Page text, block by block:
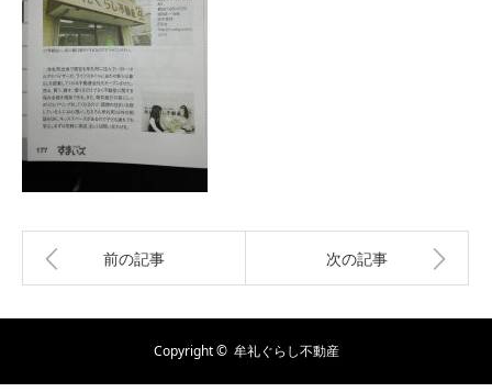
前の記事 次の記事
Copyright © 牟礼ぐらし不動産